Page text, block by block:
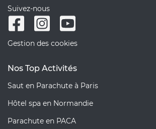
Suivez-nous
Gestion des cookies
Nos Top Activités
Saut en Parachute à Paris
Hôtel spa en Normandie
Parachute en PACA